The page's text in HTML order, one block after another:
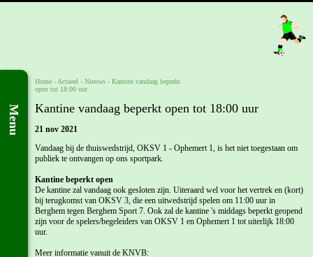
Menu
Home - Actueel - Nieuws - Kantine vandaag beperkt
open tot 18:00 uur
Kantine vandaag beperkt open tot 18:00 uur
21 nov 2021
Vandaag bij de thuiswedstrijd, OKSV 1 - Ophemert 1, is het niet toegestaan om
publiek te ontvangen op ons sportpark.
Kantine beperkt open
De kantine zal vandaag ook gesloten zijn. Uiteraard wel voor het vertrek en (kort)
bij terugkomst van OKSV 3, die een uitwedstrijd spelen om 11:00 uur in
Berghem tegen Berghem Sport 7. Ook zal de kantine 's middags beperkt geopend
zijn voor de spelers/begeleiders van OKSV 1 en Ophemert 1 tot uiterlijk 18:00
uur.
Meer informatie vanuit de KNVB: